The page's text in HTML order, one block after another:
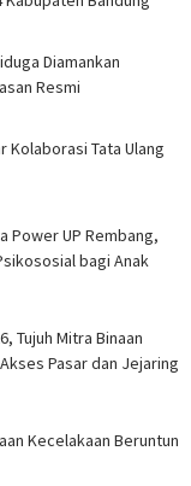
Diamankan
Resmi
Kolaborasi Tata Ulang
Power UP Rembang,
bagi Anak
Tujuh Mitra Binaan
Pasar dan Jejaring
Kecelakaan Beruntun